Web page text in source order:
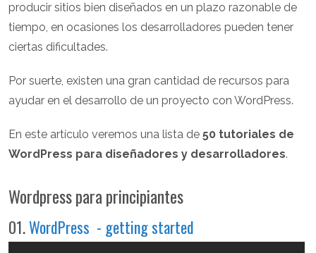
producir sitios bien diseñados en un plazo razonable de
tiempo, en ocasiones los desarrolladores pueden tener
ciertas dificultades.
Por suerte, existen una gran cantidad de recursos para
ayudar en el desarrollo de un proyecto con WordPress.
En este artículo veremos una lista de 50 tutoriales de
WordPress para diseñadores y desarrolladores.
Wordpress para principiantes
01.WordPress - getting started